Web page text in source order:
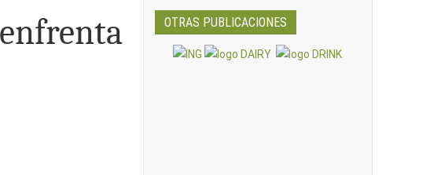
OTRAS PUBLICACIONES